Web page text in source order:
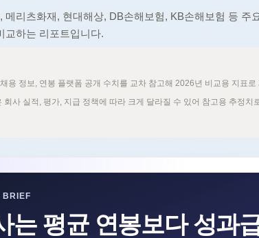
메리츠화재, 현대해상, DB손해보험, KB손해보험 등 주
교하는 리포트입니다.
용 정보, 연봉 플랫폼 공개 수치를 교차 참고해 2026년 비교용 지표
회사 실적, 평가, 지급 정책에 따라 크게 달라질 수 있어 참고용 추정치
BRIEF
는 평균 연봉보다 성과